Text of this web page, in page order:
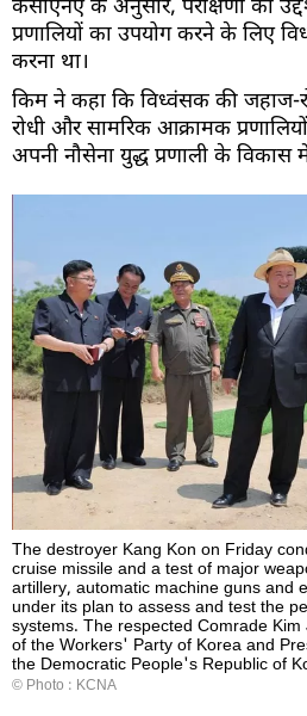
केसीएनए के अनुसार, परीक्षणों का
प्रणालियों का उपयोग करने के लिए
करना था।
किम ने कहा कि विध्वंसक की जहाज-
रोधी और सामरिक आक्रामक
अपनी नौसेना युद्ध प्रणाली के विकास
The destroyer Kang Kon on Friday
cruise missile and a test of major
artillery, automatic machine guns and
under its plan to assess and test the
systems. The respected Comrade
of the Workers' Party of Korea and
the Democratic People's Republic of
© Photo : KCNA